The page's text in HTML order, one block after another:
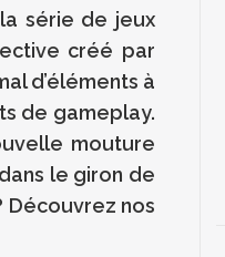
série de jeux
créé par
d’éléments à
de gameplay.
mouture
le giron de
Découvrez nos